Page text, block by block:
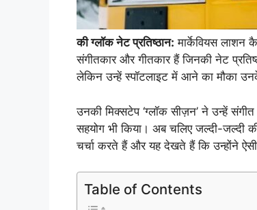
की ग्लॉक नेट प्रतिष्ठान: मार्केवियस लाशन
संगीतकार और गीतकार हैं जिनकी नेट
लेकिन उन्हें स्पॉटलाइट में आने का मौका
उनकी मिक्सटेप ‘ग्लॉक सीज़न’ ने उन्हें
सहयोग भी किया। अब चलिए जल्दी-
चर्चा करते हैं और यह देखते हैं कि उन्होंने
Table of Contents